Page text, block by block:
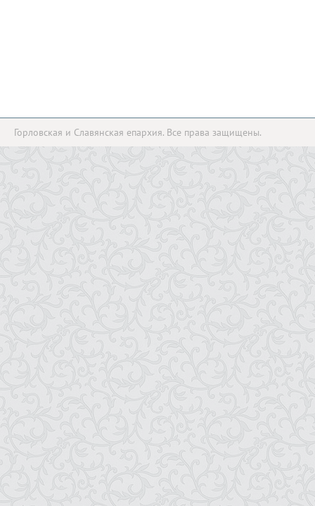
Горловская и Славянская епархия. Все права защищены.